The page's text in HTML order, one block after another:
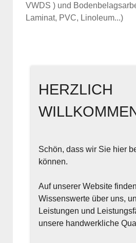
VWDS ) und
Laminat, PVC, Linoleum...)
HERZLICH
Schön, dass wir Sie hier
können.
Auf unserer Website
Wissenswerte über uns,
Leistungen und
unsere handwerkliche